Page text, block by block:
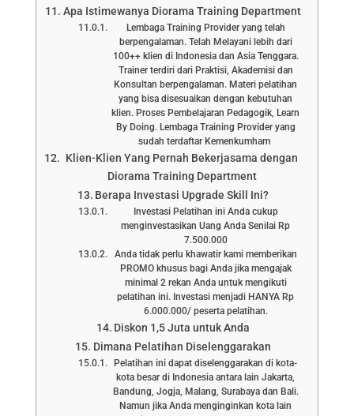
Apa Istimewanya Diorama Training Department
Lembaga Training Provider yang telah
berpengalaman. Telah Melayani lebih dari
100++ klien di Indonesia dan Asia Tenggara.
Trainer terdiri dari Praktisi, Akademisi dan
Konsultan berpengalaman. Materi pelatihan
yang bisa disesuaikan dengan kebutuhan
klien. Proses Pembelajaran Pedagogik, Learn
By Doing. Lembaga Training Provider yang
sudah terdaftar Kemenkumham
Klien-Klien Yang Pernah Bekerjasama dengan
Diorama Training Department
Berapa Investasi Upgrade Skill Ini?
Investasi Pelatihan ini Anda cukup
menginvestasikan Uang Anda Senilai Rp
7.500.000
Anda tidak perlu khawatir kami memberikan
PROMO khusus bagi Anda jika mengajak
minimal 2 rekan Anda untuk mengikuti
pelatihan ini. Investasi menjadi HANYA Rp
6.000.000/ peserta pelatihan.
Diskon 1,5 Juta untuk Anda
Dimana Pelatihan Diselenggarakan
Pelatihan ini dapat diselenggarakan di kota-
kota besar di Indonesia antara lain Jakarta,
Bandung, Jogja, Malang, Surabaya dan Bali.
Namun jika Anda menginginkan kota lain